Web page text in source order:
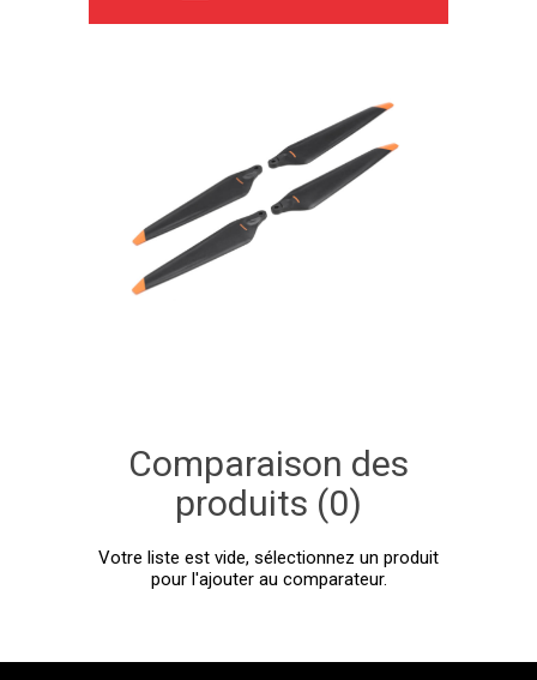
Comparaison des
produits (0)
Votre liste est vide, sélectionnez un produit
pour l'ajouter au comparateur.